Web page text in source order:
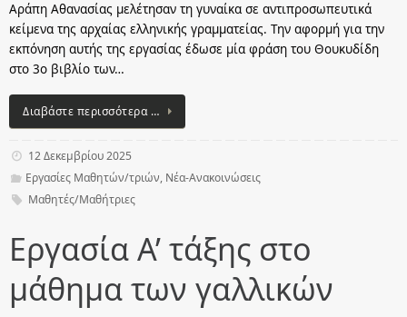
Αράπη Αθανασίας μελέτησαν τη γυναίκα σε αντιπροσωπευτικά
κείμενα της αρχαίας ελληνικής γραμματείας. Την αφορμή για την
εκπόνηση αυτής της εργασίας έδωσε μία φράση του Θουκυδίδη
στο 3ο βιβλίο των…
Διαβάστε περισσότερα …
12 Δεκεμβρίου 2025
Εργασίες Μαθητών/τριών, Νέα-Ανακοινώσεις
Μαθητές/Μαθήτριες
Εργασία Α’ τάξης στο
μάθημα των γαλλικών